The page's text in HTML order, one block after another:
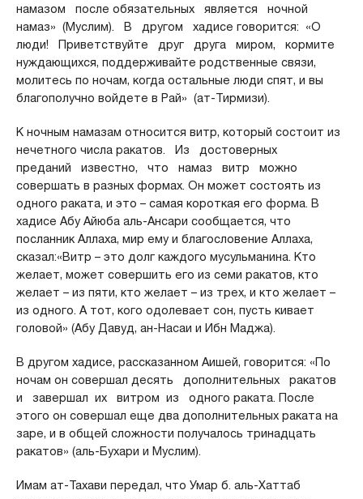
намазом после обязательных является ночной
намаз» (Муслим). В другом хадисе говорится: «О
люди! Приветствуйте друг друга миром, кормите
нуждающихся, поддерживайте родственные связи,
молитесь по ночам, когда остальные люди спят, и вы
благополучно войдете в Рай» (ат-Тирмизи).
К ночным намазам относится витр, который состоит из
нечетного числа ракатов. Из достоверных
преданий известно, что намаз витр можно
совершать в разных формах. Он может состоять из
одного раката, и это – самая короткая его форма. В
хадисе Абу Айюба аль-Ансари сообщается, что
посланник Аллаха, мир ему и благословение Аллаха,
сказал:«Витр – это долг каждого мусульманина. Кто
желает, может совершить его из семи ракатов, кто
желает – из пяти, кто желает – из трех, и кто желает –
из одного. А тот, кого одолевает сон, пусть кивает
головой» (Абу Давуд, ан-Насаи и Ибн Маджа).
В другом хадисе, рассказанном Аишей, говорится: «По
ночам он совершал десять дополнительных ракатов
и завершал их витром из одного раката. После
этого он совершал еще два дополнительных раката на
заре, и в общей сложности получалось тринадцать
ракатов» (аль-Бухари и Муслим).
Имам ат-Тахави передал, что Умар б. аль-Хаттаб